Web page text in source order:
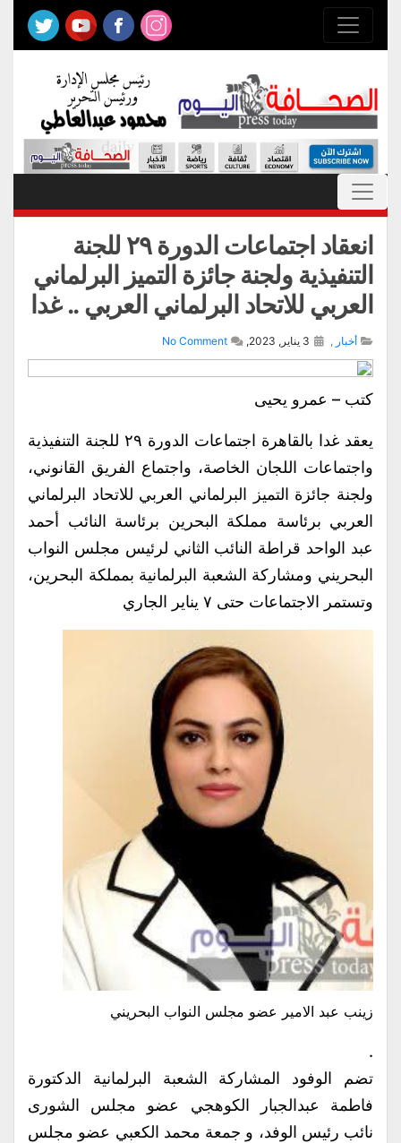
انعقاد اجتماعات الدورة ٢٩ للجنة
التنفيذية ولجنة جائزة التميز البرلماني
العربي للاتحاد البرلماني العربي .. غدا
أخبار ,
No Comment
كتب – عمرو يحيى
يعقد غدا بالقاهرة اجتماعات الدورة ٢٩ للجنة التنفيذية
واجتماعات اللجان الخاصة، واجتماع الفريق القانوني،
ولجنة جائزة التميز البرلماني العربي للاتحاد البرلماني
العربي برئاسة مملكة البحرين برئاسة النائب أحمد
عبد الواحد قراطة النائب الثاني لرئيس مجلس النواب
البحريني ومشاركة الشعبة البرلمانية بمملكة البحرين،
وتستمر الاجتماعات حتى ٧ يناير الجاري
زينب عبد الامير عضو مجلس النواب البحريني
.
تضم الوفود المشاركة الشعبة البرلمانية الدكتورة
فاطمة عبدالجبار الكوهجي عضو مجلس الشورى
نائب رئيس الوفد، و جمعة محمد الكعبي عضو مجلس